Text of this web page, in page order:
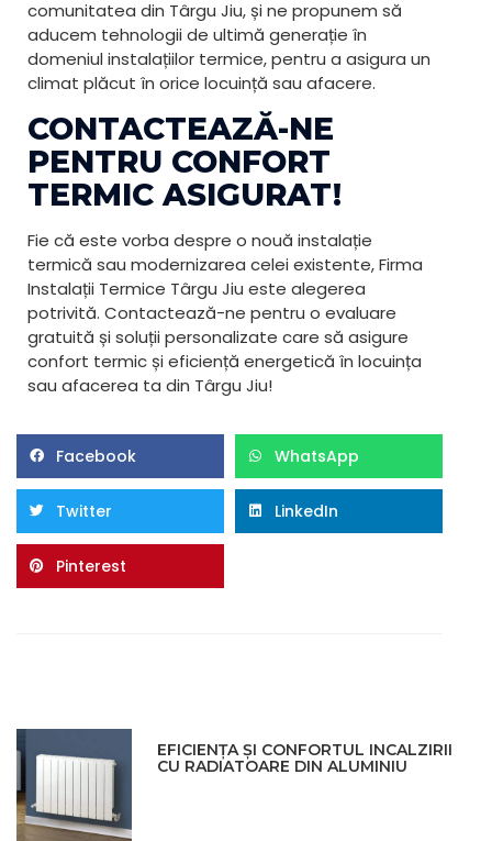
comunitatea din Târgu Jiu, și ne propunem să
aducem tehnologii de ultimă generație în
domeniul instalațiilor termice, pentru a asigura un
climat plăcut în orice locuință sau afacere.
CONTACTEAZĂ-NE
PENTRU CONFORT
TERMIC ASIGURAT!
Fie că este vorba despre o nouă instalație
termică sau modernizarea celei existente, Firma
Instalații Termice Târgu Jiu este alegerea
potrivită. Contactează-ne pentru o evaluare
gratuită și soluții personalizate care să asigure
confort termic și eficiență energetică în locuința
sau afacerea ta din Târgu Jiu!
Facebook WhatsApp
Twitter LinkedIn
Pinterest
EFICIENȚA ȘI CONFORTUL INCALZIRII
CU RADIATOARE DIN ALUMINIU